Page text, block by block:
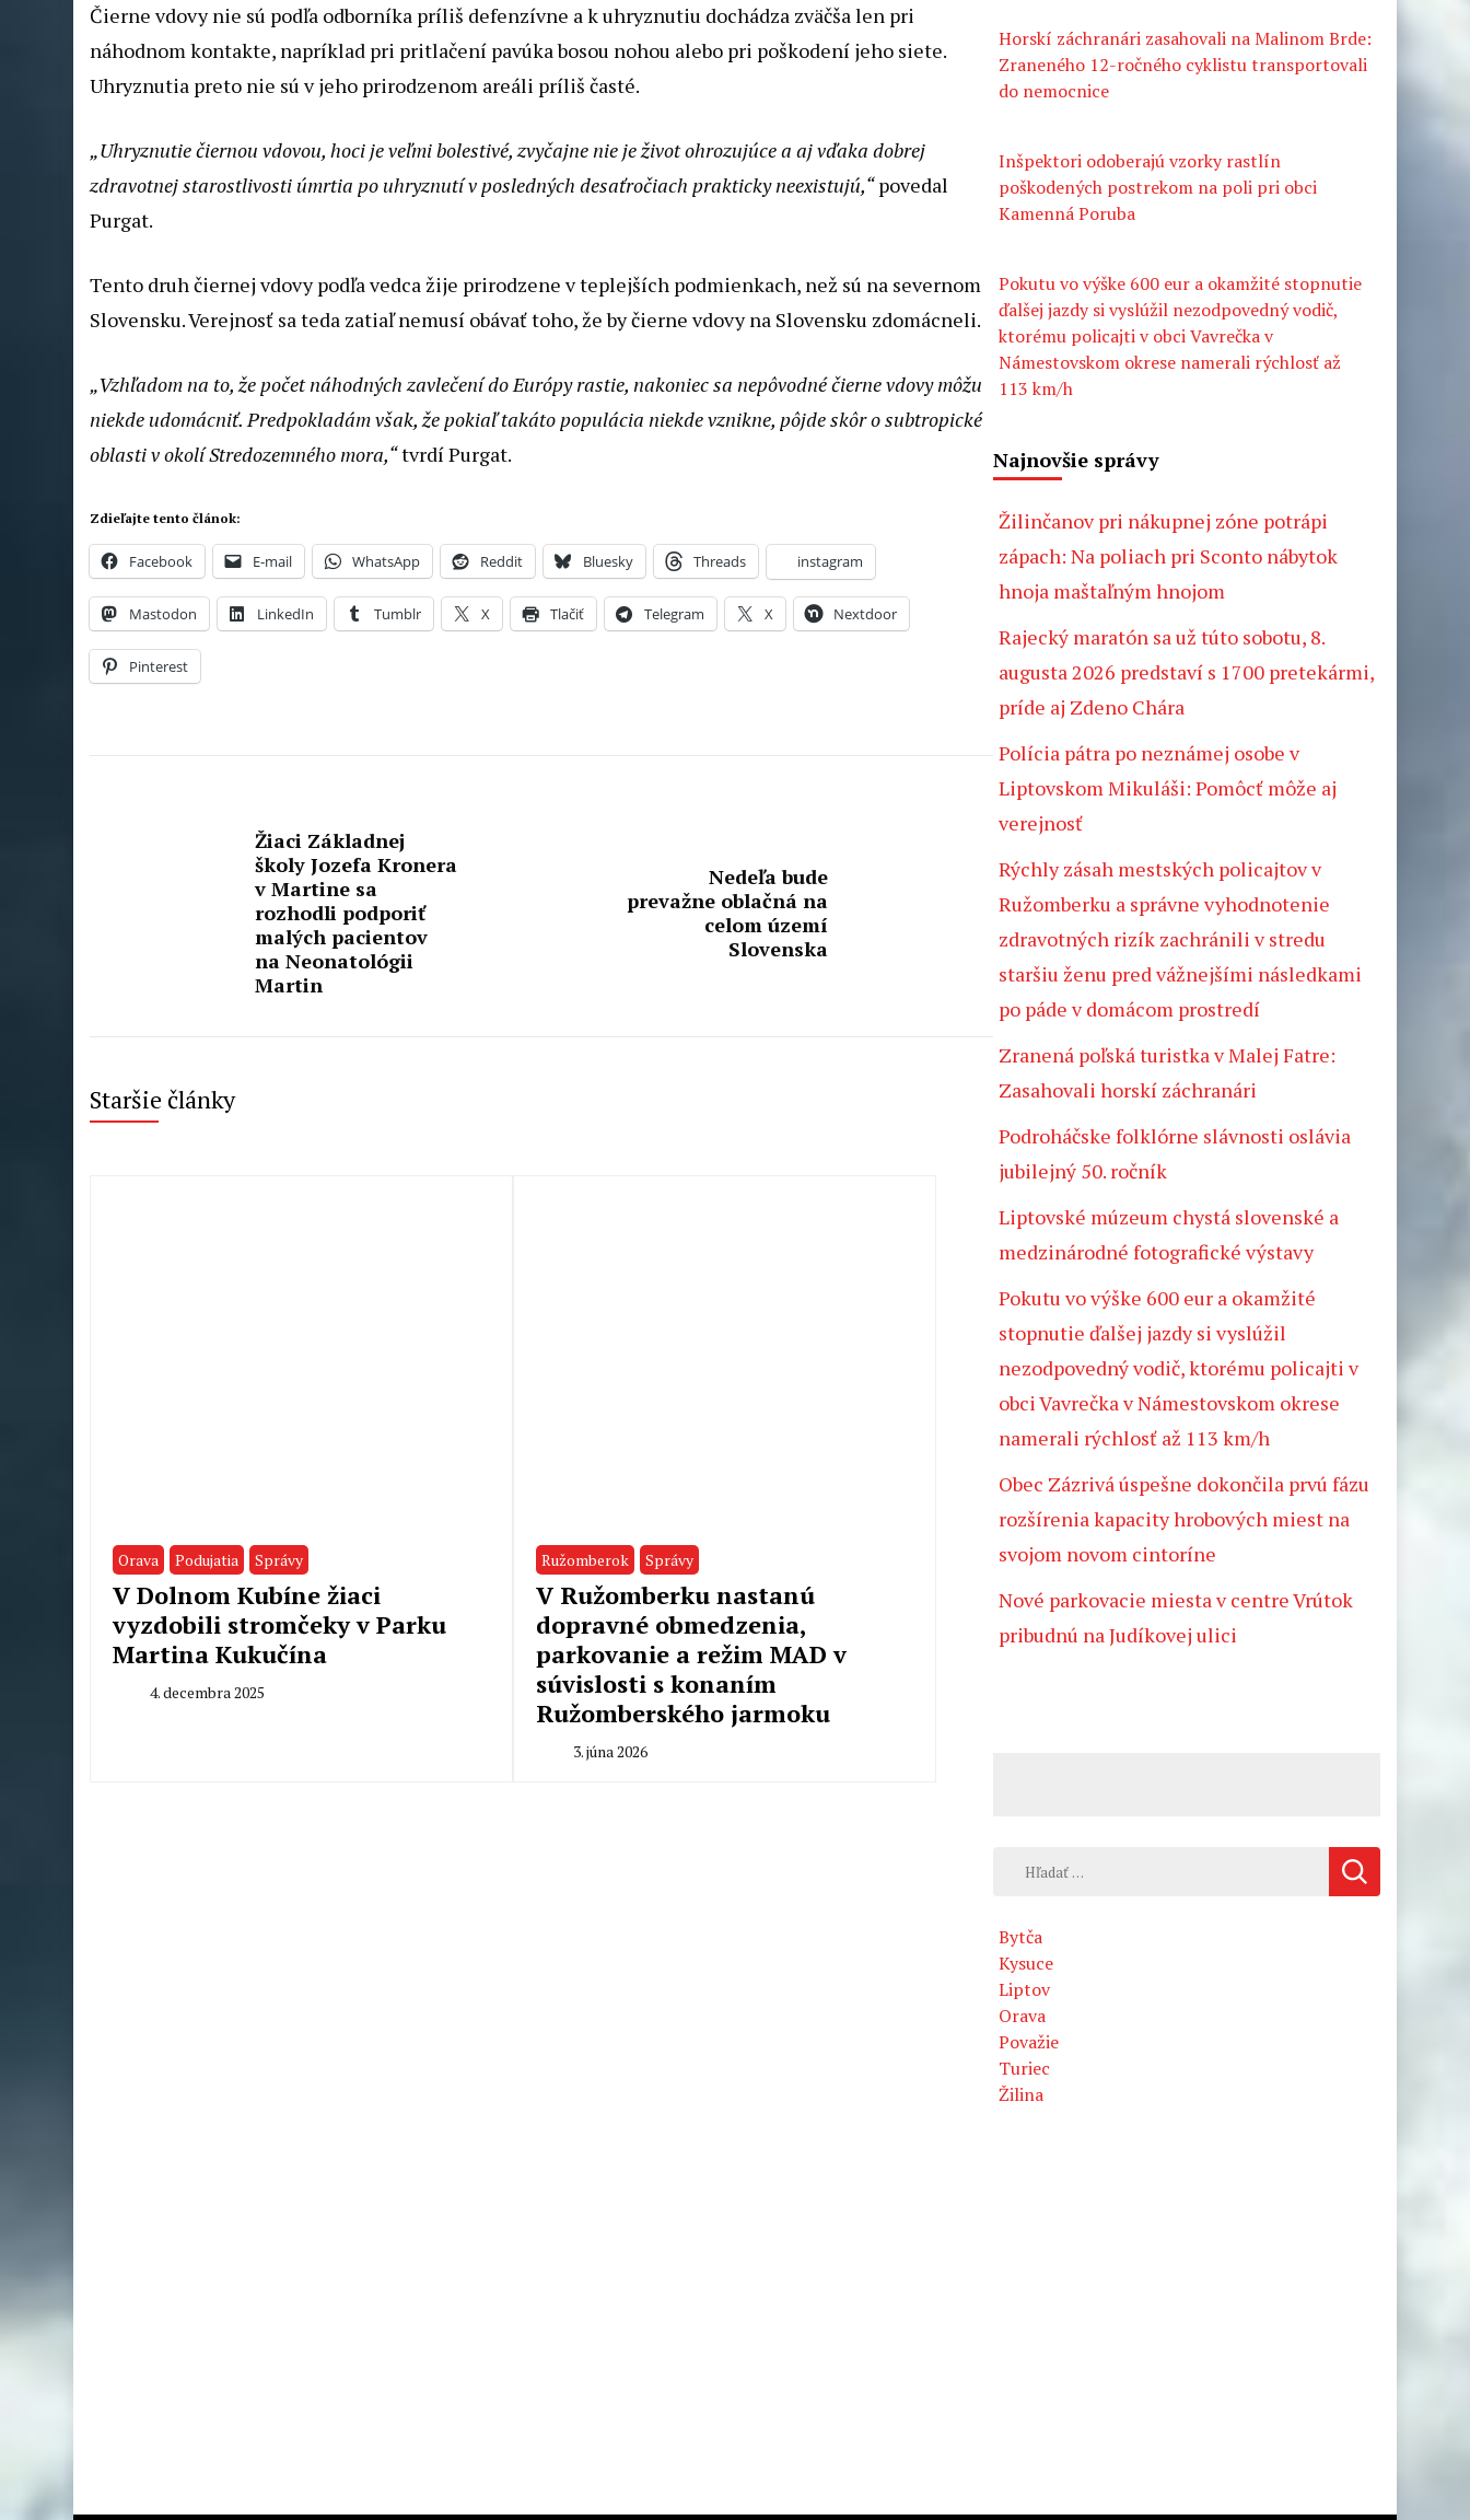
Čierne vdovy nie sú podľa odborníka príliš defenzívne a k uhryznutiu dochádza zväčša len pri
náhodnom kontakte, napríklad pri pritlačení pavúka bosou nohou alebo pri poškodení jeho siete.
Uhryznutia preto nie sú v jeho prirodzenom areáli príliš časté.
„Uhryznutie čiernou vdovou, hoci je veľmi bolestivé, zvyčajne nie je život ohrozujúce a aj vďaka dobrej
zdravotnej starostlivosti úmrtia po uhryznutí v posledných desaťročiach prakticky neexistujú,“povedal
Purgat.
Tento druh čiernej vdovy podľa vedca žije prirodzene v teplejších podmienkach, než sú na severnom
Slovensku. Verejnosť sa teda zatiaľ nemusí obávať toho, že by čierne vdovy na Slovensku zdomácneli.
„Vzhľadom na to, že počet náhodných zavlečení do Európy rastie, nakoniec sa nepôvodné čierne vdovy môžu
niekde udomácniť. Predpokladám však, že pokiaľ takáto populácia niekde vznikne, pôjde skôr o subtropické
oblasti v okolí Stredozemného mora,“tvrdí Purgat.
Zdieľajte tento článok:
Facebook E-mail WhatsApp Reddit Bluesky Threads instagram
Mastodon LinkedIn Tumblr X Tlačiť Telegram X Nextdoor
Pinterest
Žiaci Základnej
školy Jozefa Kronera
v Martine sa
rozhodli podporiť
malých pacientov
na Neonatológii
Martin
Nedeľa bude
prevažne oblačná na
celom území
Slovenska
Staršie články
Orava Podujatia Správy
V Dolnom Kubíne žiaci
vyzdobili stromčeky v Parku
Martina Kukučína
4. decembra 2025
Ružomberok Správy
V Ružomberku nastanú
dopravné obmedzenia,
parkovanie a režim MAD v
súvislosti s konaním
Ružomberského jarmoku
3. júna 2026
Horskí záchranári zasahovali na Malinom Brde:
Zraneného 12-ročného cyklistu transportovali
do nemocnice
Inšpektori odoberajú vzorky rastlín
poškodených postrekom na poli pri obci
Kamenná Poruba
Pokutu vo výške 600 eur a okamžité stopnutie
ďalšej jazdy si vyslúžil nezodpovedný vodič,
ktorému policajti v obci Vavrečka v
Námestovskom okrese namerali rýchlosť až
113 km/h
Najnovšie správy
Žilinčanov pri nákupnej zóne potrápi
zápach: Na poliach pri Sconto nábytok
hnoja maštaľným hnojom
Rajecký maratón sa už túto sobotu, 8.
augusta 2026 predstaví s 1700 pretekármi,
príde aj Zdeno Chára
Polícia pátra po neznámej osobe v
Liptovskom Mikuláši: Pomôcť môže aj
verejnosť
Rýchly zásah mestských policajtov v
Ružomberku a správne vyhodnotenie
zdravotných rizík zachránili v stredu
staršiu ženu pred vážnejšími následkami
po páde v domácom prostredí
Zranená poľská turistka v Malej Fatre:
Zasahovali horskí záchranári
Podroháčske folklórne slávnosti oslávia
jubilejný 50. ročník
Liptovské múzeum chystá slovenské a
medzinárodné fotografické výstavy
Pokutu vo výške 600 eur a okamžité
stopnutie ďalšej jazdy si vyslúžil
nezodpovedný vodič, ktorému policajti v
obci Vavrečka v Námestovskom okrese
namerali rýchlosť až 113 km/h
Obec Zázrivá úspešne dokončila prvú fázu
rozšírenia kapacity hrobových miest na
svojom novom cintoríne
Nové parkovacie miesta v centre Vrútok
pribudnú na Judíkovej ulici
Hľadať:
Bytča
Kysuce
Liptov
Orava
Považie
Turiec
Žilina